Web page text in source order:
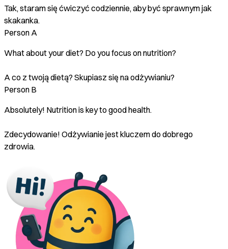
Tak, staram się ćwiczyć codziennie, aby być sprawnym jak
skakanka.
Person A
What about your diet? Do you focus on nutrition?
A co z twoją dietą? Skupiasz się na odżywianiu?
Person B
Absolutely! Nutrition is key to good health.
Zdecydowanie! Odżywianie jest kluczem do dobrego
zdrowia.